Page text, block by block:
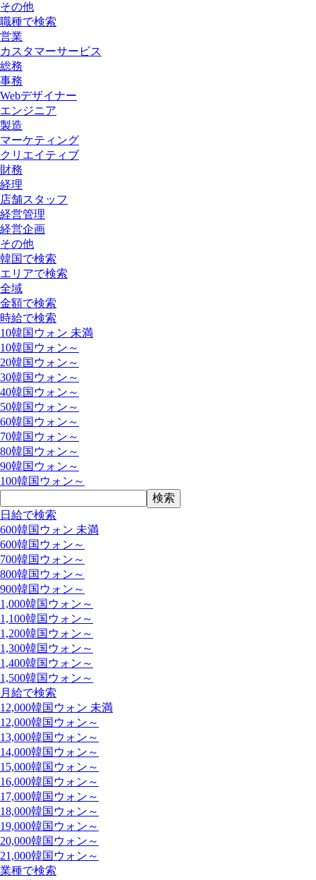
その他
職種で検索
営業
カスタマーサービス
総務
事務
Webデザイナー
エンジニア
製造
マーケティング
クリエイティブ
財務
経理
店舗スタッフ
経営管理
経営企画
その他
韓国で検索
エリアで検索
全域
金額で検索
時給で検索
10韓国ウォン 未満
10韓国ウォン～
20韓国ウォン～
30韓国ウォン～
40韓国ウォン～
50韓国ウォン～
60韓国ウォン～
70韓国ウォン～
80韓国ウォン～
90韓国ウォン～
100韓国ウォン～
日給で検索
600韓国ウォン 未満
600韓国ウォン～
700韓国ウォン～
800韓国ウォン～
900韓国ウォン～
1,000韓国ウォン～
1,100韓国ウォン～
1,200韓国ウォン～
1,300韓国ウォン～
1,400韓国ウォン～
1,500韓国ウォン～
月給で検索
12,000韓国ウォン 未満
12,000韓国ウォン～
13,000韓国ウォン～
14,000韓国ウォン～
15,000韓国ウォン～
16,000韓国ウォン～
17,000韓国ウォン～
18,000韓国ウォン～
19,000韓国ウォン～
20,000韓国ウォン～
21,000韓国ウォン～
業種で検索